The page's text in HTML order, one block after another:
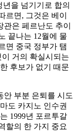
을 넘기기로 합의
르면, 그것은 베이
은 페르난도 추이
끝나는 12월에 물
면 중국 정부가 탬
거의 확실시되는
후보가 없기 때문
안 부분 은퇴를 시도
도 카지노 인수권
1999년 포르투갈
할의 한 가지 중요